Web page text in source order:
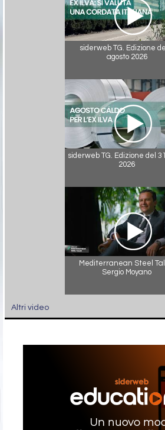
siderweb TG. Edizione
agosto 2026
siderweb TG. Edizione del
2026
Mediterranean Steel
Sergio Moyano
Altri video